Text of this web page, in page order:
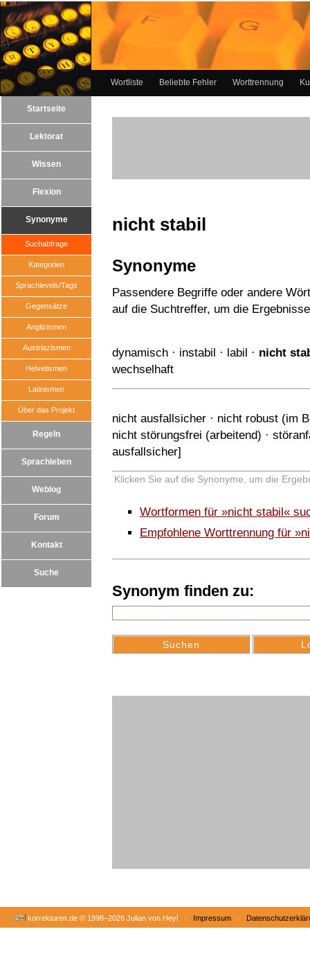
Wortliste Beliebte Fehler Worttrennung
Startseite
Lektorat
Wissen
Flexion
Synonyme
Suchabfrage
Kategorien
Sprachlevels/Tags
Gegensätze
Anglizismen
Austriazismen
Helvetismen
Latinismen
Über das Projekt
Regeln
Sprachleben
Weblog
Forum
Kontakt
Suche
nicht stabil
Synonyme
Passendere Begriffe oder andere
auf die Suchtreffer, um die
dynamisch · instabil · labil · nicht
wechselhaft
nicht ausfallsicher · nicht robust (im
nicht störungsfrei (arbeitend) ·
ausfallsicher]
Klicken Sie auf die Synonyme, um die
Wortformen für »nicht stabil«
Empfohlene Worttrennung für
Synonym finden zu:
korrekturen.de © 1998–2026 Julian von Heyl · Impressum ·